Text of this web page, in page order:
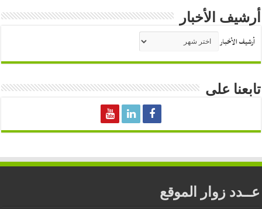
أرشيف الأخبار
أرشيف الأخبار
تابعنا على
عــدد زوار الموقع